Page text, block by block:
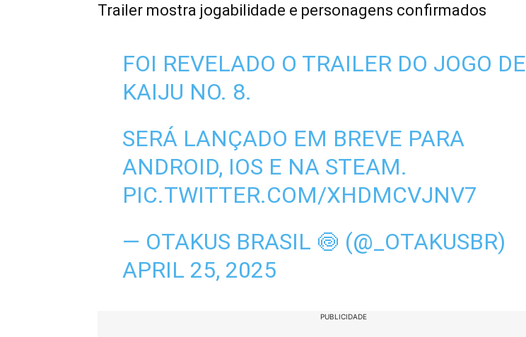
Trailer mostra jogabilidade e personagens confirmados
FOI REVELADO O TRAILER DO JOGO DE
KAIJU NO. 8.
SERÁ LANÇADO EM BREVE PARA
ANDROID, IOS E NA STEAM.
PIC.TWITTER.COM/XHDMCVJNV7
— OTAKUS BRASIL 🍥 (@_OTAKUSBR)
APRIL 25, 2025
PUBLICIDADE